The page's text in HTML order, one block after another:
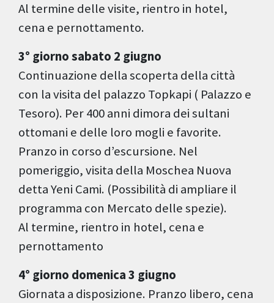
Al termine delle visite, rientro in hotel,
cena e pernottamento.
3° giorno sabato 2 giugno
Continuazione della scoperta della città
con la visita del palazzo Topkapi ( Palazzo e
Tesoro). Per 400 anni dimora dei sultani
ottomani e delle loro mogli e favorite.
Pranzo in corso d’escursione. Nel
pomeriggio, visita della Moschea Nuova
detta Yeni Cami. (Possibilità di ampliare il
programma con Mercato delle spezie).
Al termine, rientro in hotel, cena e
pernottamento
4° giorno domenica 3 giugno
Giornata a disposizione. Pranzo libero, cena